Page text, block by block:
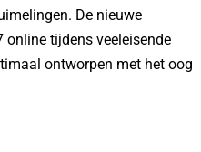
De nieuwe
online tijdens veeleisende
ontworpen met het oog